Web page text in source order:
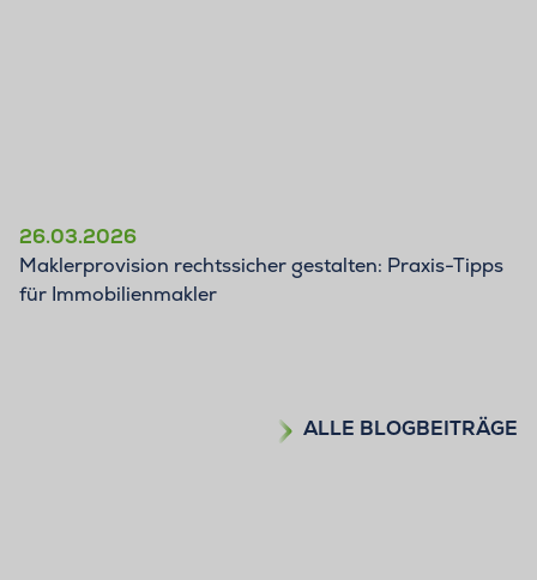
26.03.2026
Maklerprovision rechtssicher gestalten: Praxis-Tipps
für Immobilienmakler
ALLE BLOGBEITRÄGE